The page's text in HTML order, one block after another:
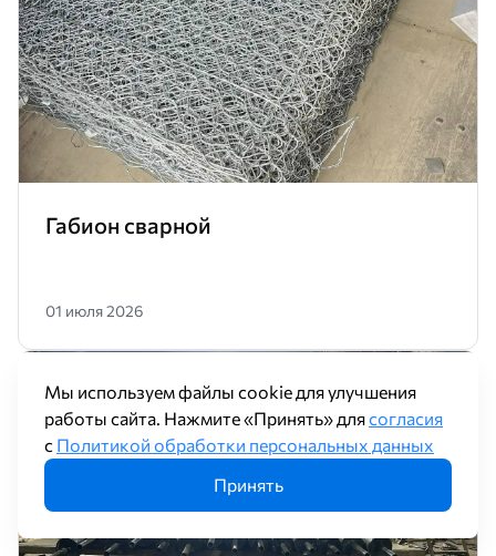
Габион сварной
01 июля 2026
Труба в ППУ-изоляции
Мы используем файлы cookie для улучшения
работы сайта. Нажмите «Принять» длясогласия
с Политикой обработки персональных данных
Принять